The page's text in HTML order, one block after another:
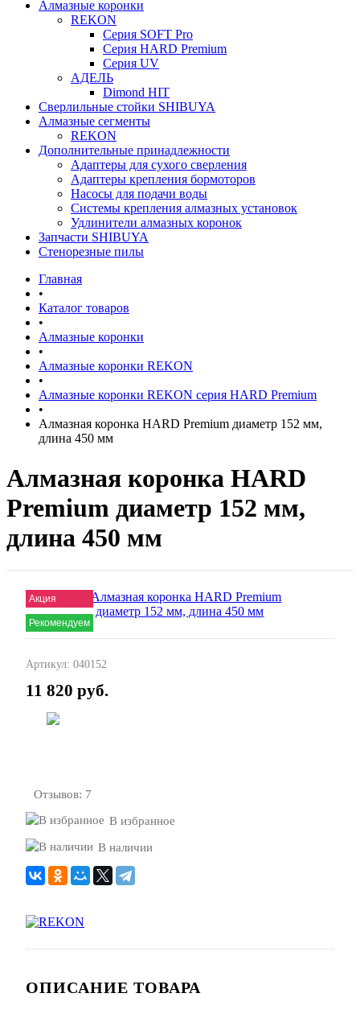
Алмазные коронки
REKON
Серия SOFT Pro
Серия HARD Premium
Серия UV
АДЕЛЬ
Dimond HIT
Сверлильные стойки SHIBUYA
Алмазные сегменты
REKON
Дополнительные принадлежности
Адаптеры для сухого сверления
Адаптеры крепления бормоторов
Насосы для подачи воды
Системы крепления алмазных установок
Удлинители алмазных коронок
Запчасти SHIBUYA
Стенорезные пилы
Главная
•
Каталог товаров
•
Алмазные коронки
•
Алмазные коронки REKON
•
Алмазные коронки REKON серия HARD Premium
•
Алмазная коронка HARD Premium диаметр 152 мм,
длина 450 мм
Алмазная коронка HARD
Premium диаметр 152 мм,
длина 450 мм
Акция
Рекомендуем
Артикул: 040152
11 820 руб.
Отзывов: 7
В избранное
В наличии
ОПИСАНИЕ ТОВАРА
Акция
Рекомендуем
Акция
Рекомендуем
Акция
Рекомендуем
Акция
Рекомендуем
Акция
Рекомендуем
Акция
Рекомендуем
Акция
Рекомендуем
Акция
Рекомендуем